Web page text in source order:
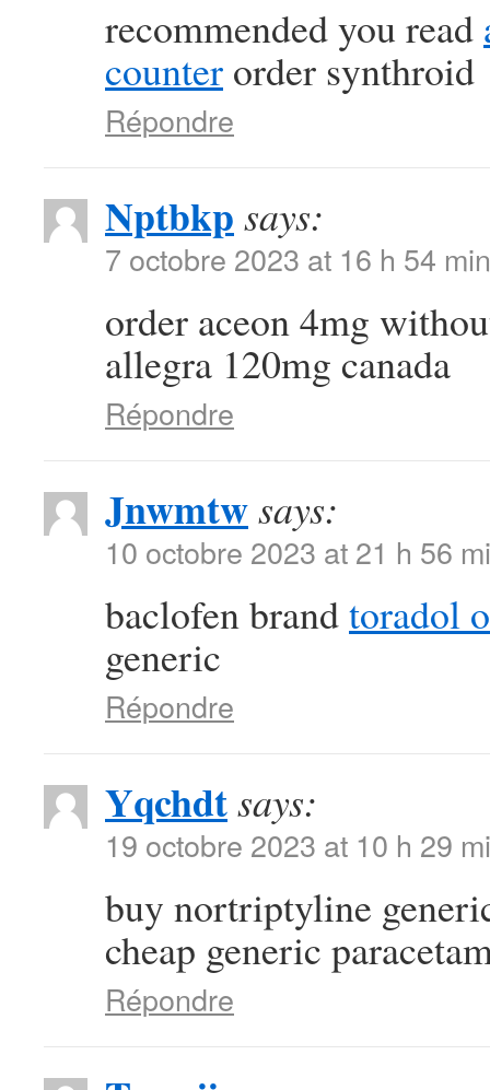
recommended you read
counter order synthroid
Répondre
Nptbkp says:
7 octobre 2023 at 16 h 54 min
order aceon 4mg
allegra 120mg canada
Répondre
Jnwmtwsays:
10 octobre 2023 at 21 h 56
baclofen brandtoradol
generic
Répondre
Yqchdtsays:
19 octobre 2023 at 10 h 29
buy nortriptyline
cheap generic
Répondre